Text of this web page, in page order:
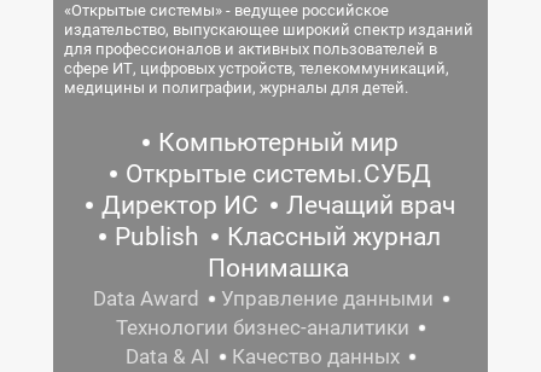
«Открытые системы» - ведущее российское
издательство, выпускающее широкий спектр изданий
для профессионалов и активных пользователей в
сфере ИТ, цифровых устройств, телекоммуникаций,
медицины и полиграфии, журналы для детей.
Компьютерный мир
Открытые системы.СУБД
Директор ИС
Лечащий врач
Publish
Классный журнал
Понимашка
Data Award
Управление данными
Технологии бизнес-аналитики
Data & AI
Качество данных